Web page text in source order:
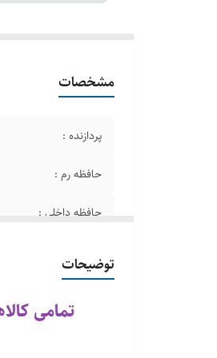
مشخصات
پردازنده :
حافظه رم :
حافظه داخلی :
توضیحات
تمامی